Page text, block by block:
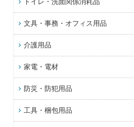
文具・事務・オフィス用品
介護用品
家電・電材
防災・防犯用品
工具・梱包用品